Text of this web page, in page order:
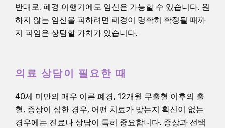
반대로, 폐경 이행기에도 임신은 가능할 수 있습니다. 원
하지 않는 임신을 피하려면 폐경이 명확히 확정될 때까
지 피임은 상담할 가치가 있습니다.
의료 상담이 필요한 때
40세 미만의 매우 이른 폐경, 12개월 무출혈 이후의 출
혈, 증상이 심한 경우, 어떤 치료가 맞는지 확신이 없는
경우에는 진료나 상담이 특히 중요합니다. 증상과 선택